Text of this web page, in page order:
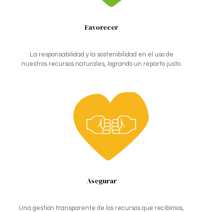
Favorecer
La responsabilidad y la sostenibilidad en el uso de
nuestros recursos naturales, logrando un reparto justo.
Asegurar
Una gestión transparente de los recursos que recibimos,